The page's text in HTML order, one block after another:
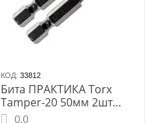
КОД: 33812
Бита ПРАКТИКА Torx
Tamper-20 50мм 2шт
блистер серия Профи
0.0